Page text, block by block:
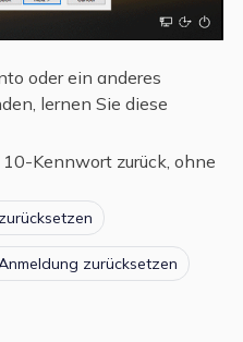
oder ein anderes
lernen Sie diese
Kennwort zurück, ohne
zurücksetzen